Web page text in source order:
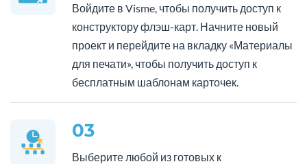
Войдите в Visme, чтобы получить доступ к
конструктору флэш-карт. Начните новый
проект и перейдите на вкладку «Материалы
для печати», чтобы получить доступ к
бесплатным шаблонам карточек.
03
Выберите любой из готовых к